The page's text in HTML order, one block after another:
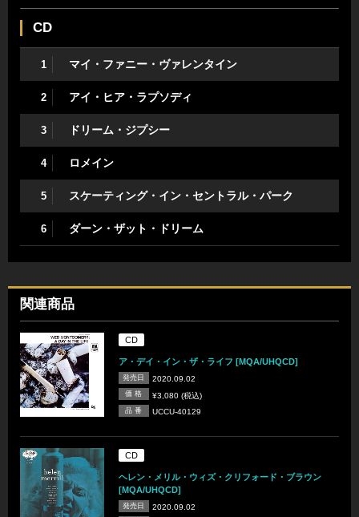
CD
1 マイ・ファニー・ヴァレンタイン
2 アイ・ヒア・ラプソディ
3 ドリーム・ジプシー
4 ロメイン
5 スケーティング・イン・セントラル・パーク
6 ダーン・ザット・ドリーム
関連商品
CD
ア・デイ・イン・ザ・ライフ [MQA/UHQCD]
発売日 2020.09.02
価 格 ¥3,080 (税込)
品 番 UCCU-40129
CD
ヘレン・メリル・ウィズ・クリフォード・ブラウン
[MQA/UHQCD]
発売日 2020.09.02